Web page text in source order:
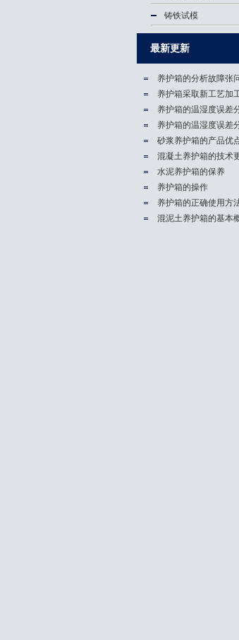
铸铁试模
最新更新
养护箱的分析故障张
养护箱​采取新工艺加
养护箱的温湿度误差
养护箱的温湿度误差
砂浆养护箱的产品优
混凝土养护箱的技术
水泥养护箱的保养
养护箱的操作
养护箱的正确使用方
混泥土养护箱的基本